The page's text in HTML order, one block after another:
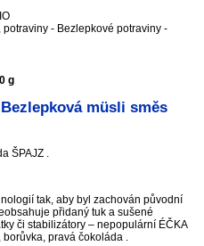
- Bezlepkové potraviny -
g
müsli směs
ŠPAJZ .
tak, aby byl zachován původní
přidaný tuk a sušené
či stabilizátory – nepopulární ÉČKA
pravá čokoláda .